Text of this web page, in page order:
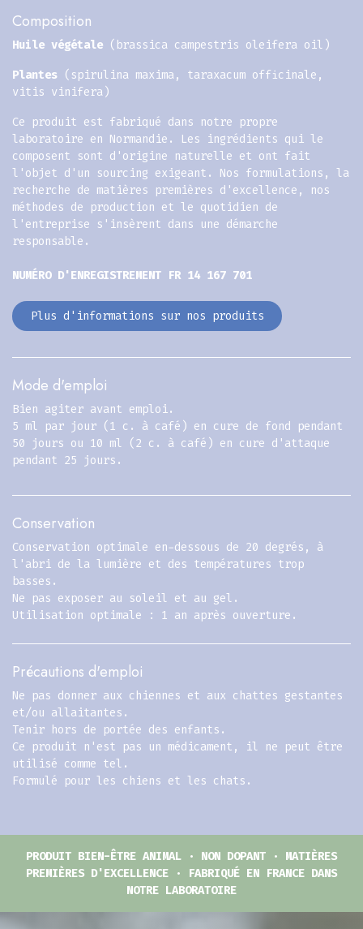
Composition
Huile végétale (brassica campestris oleifera oil)
Plantes (spirulina maxima, taraxacum officinale,
vitis vinifera)
Ce produit est fabriqué dans notre propre
laboratoire en Normandie. Les ingrédients qui le
composent sont d'origine naturelle et ont fait
l'objet d'un sourcing exigeant. Nos formulations, la
recherche de matières premières d'excellence, nos
méthodes de production et le quotidien de
l'entreprise s'insèrent dans une démarche
responsable.
NUMÉRO D'ENREGISTREMENT FR 14 167 701
Plus d'informations sur nos produits
Mode d'emploi
Bien agiter avant emploi.
5 ml par jour (1 c. à café) en cure de fond pendant
50 jours ou 10 ml (2 c. à café) en cure d'attaque
pendant 25 jours.
Conservation
Conservation optimale en-dessous de 20 degrés, à
l'abri de la lumière et des températures trop
basses.
Ne pas exposer au soleil et au gel.
Utilisation optimale : 1 an après ouverture.
Précautions d'emploi
Ne pas donner aux chiennes et aux chattes gestantes
et/ou allaitantes.
Tenir hors de portée des enfants.
Ce produit n'est pas un médicament, il ne peut être
utilisé comme tel.
Formulé pour les chiens et les chats.
PRODUIT BIEN-ÊTRE ANIMAL · NON DOPANT · MATIÈRES
PREMIÈRES D'EXCELLENCE · FABRIQUÉ EN FRANCE DANS
NOTRE LABORATOIRE